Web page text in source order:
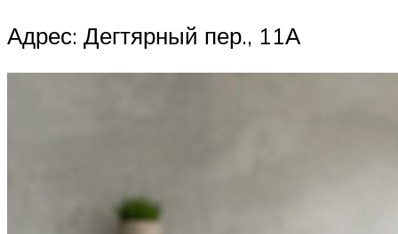
Адрес: Дегтярный пер., 11А